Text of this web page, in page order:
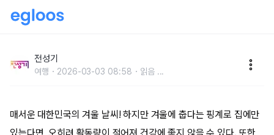
전성기
여행 2026-03-03 08:58 읽음 ...
매서운 대한민국의 겨울 날씨! 하지만 겨울에 춥다는 핑계로 집에만